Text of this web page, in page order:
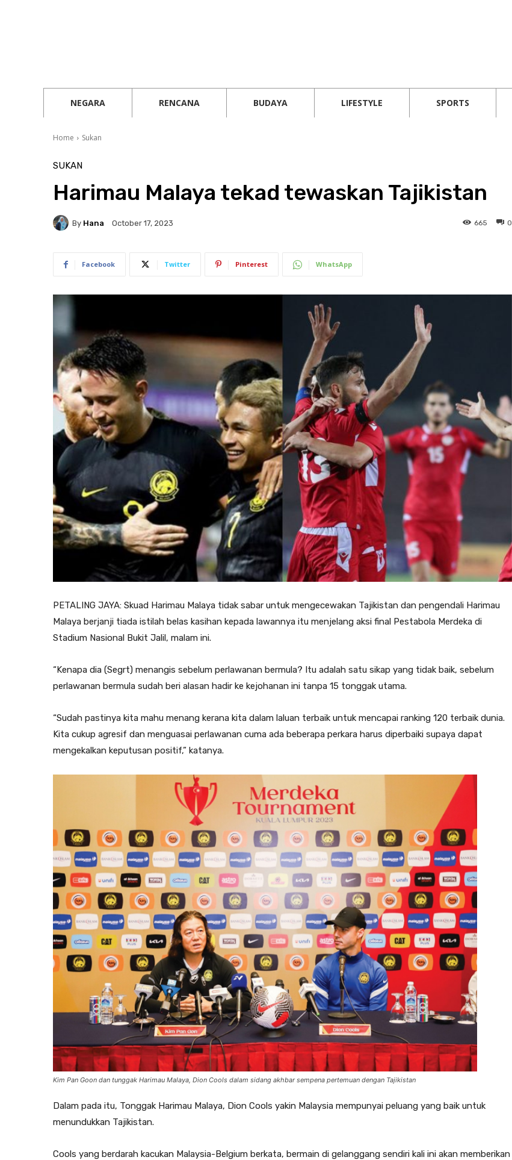
NEGARA RENCANA BUDAYA LIFESTYLE SPORTS
Home Sukan
SUKAN
Harimau Malaya tekad tewaskan Tajikistan
By Hana October 17, 2023 0
665
Facebook Twitter Pinterest WhatsApp
PETALING JAYA: Skuad Harimau Malaya tidak sabar untuk mengecewakan Tajikistan dan pengendali Harimau
Malaya berjanji tiada istilah belas kasihan kepada lawannya itu menjelang aksi final Pestabola Merdeka di
Stadium Nasional Bukit Jalil, malam ini.
“Kenapa dia (Segrt) menangis sebelum perlawanan bermula? Itu adalah satu sikap yang tidak baik, sebelum
perlawanan bermula sudah beri alasan hadir ke kejohanan ini tanpa 15 tonggak utama.
“Sudah pastinya kita mahu menang kerana kita dalam laluan terbaik untuk mencapai ranking 120 terbaik dunia.
Kita cukup agresif dan menguasai perlawanan cuma ada beberapa perkara harus diperbaiki supaya dapat
mengekalkan keputusan positif,” katanya.
Kim Pan Goon dan tunggak Harimau Malaya, Dion Cools dalam sidang akhbar sempena pertemuan dengan Tajikistan
Dalam pada itu, Tonggak Harimau Malaya, Dion Cools yakin Malaysia mempunyai peluang yang baik untuk
menundukkan Tajikistan.
Cools yang berdarah kacukan Malaysia-Belgium berkata, bermain di gelanggang sendiri kali ini akan memberikan